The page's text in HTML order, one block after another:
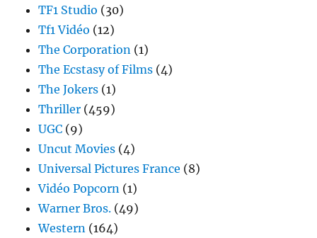
TF1 Studio (30)
Tf1 Vidéo (12)
The Corporation (1)
The Ecstasy of Films (4)
The Jokers (1)
Thriller (459)
UGC (9)
Uncut Movies (4)
Universal Pictures France (8)
Vidéo Popcorn (1)
Warner Bros. (49)
Western (164)